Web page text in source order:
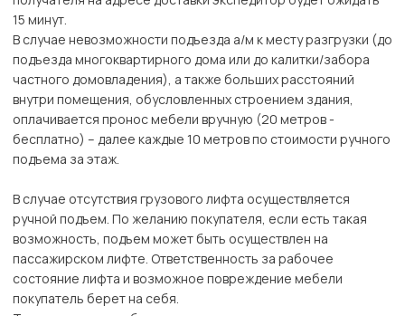
15 минут.
В случае невозможности подъезда а/м к месту разгрузки (до
подъезда многоквартирного дома или до калитки/забора
частного домовладения), а также больших расстояний
внутри помещения, обусловленных строением здания,
оплачивается пронос мебели вручную (20 метров -
бесплатно) – далее каждые 10 метров по стоимости ручного
подъема за этаж.
В случае отсутствия грузового лифта осуществляется
ручной подъем. По желанию покупателя, если есть такая
возможность, подъем может быть осуществлен на
пассажирском лифте. Ответственность за рабочее
состояние лифта и возможное повреждение мебели
покупатель берет на себя.